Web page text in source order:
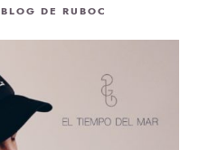
BLOG DE RUBOC